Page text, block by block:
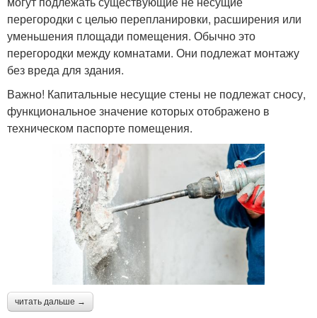
перегородки с целью перепланировки, расширения или
уменьшения площади помещения. Обычно это
перегородки между комнатами. Они подлежат монтажу
без вреда для здания.
Важно! Капитальные несущие стены не подлежат сносу,
функциональное значение которых отображено в
техническом паспорте помещения.
читать дальше →